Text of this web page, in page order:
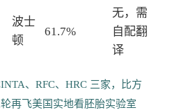
波士
顿
61.7%
无，需
自配翻
译
、RFC、HRC 三家，比方
再飞美国实地看胚胎实验室